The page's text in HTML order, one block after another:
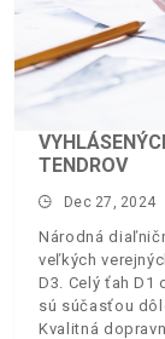
TENDROV
Dec 27, 2024
Národná
veľkých
D3. Celý ťah D1
sú súčasťou
Kvalitná